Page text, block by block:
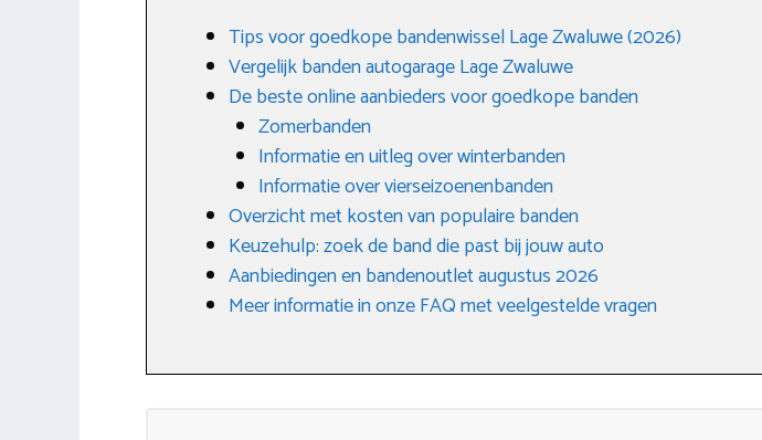
Tips voor goedkope bandenwissel Lage Zwaluwe (2026)
Vergelijk banden autogarage Lage Zwaluwe
De beste online aanbieders voor goedkope banden
Zomerbanden
Informatie en uitleg over winterbanden
Informatie over vierseizoenenbanden
Overzicht met kosten van populaire banden
Keuzehulp: zoek de band die past bij jouw auto
Aanbiedingen en bandenoutlet augustus 2026
Meer informatie in onze FAQ met veelgestelde vragen